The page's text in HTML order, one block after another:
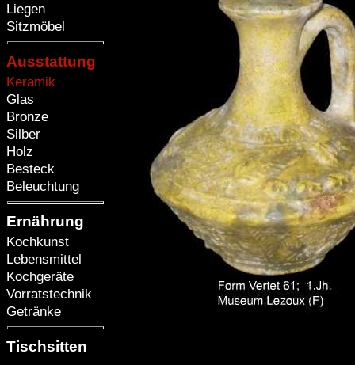
Liegen
Sitzmöbel
Ausstattung
Keramik
Glas
Bronze
Silber
Holz
Besteck
Beleuchtung
Ernährung
Kochkunst
Lebensmittel
Kochgeräte
Vorratstechnik
Getränke
Tischsitten